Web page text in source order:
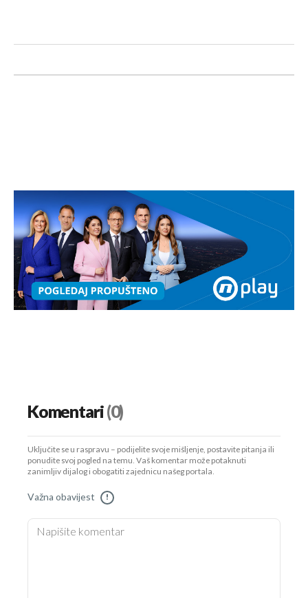
Komentari(0)
Uključite se u raspravu – podijelite svoje mišljenje, postavite pitanja ili
ponudite svoj pogled na temu. Vaš komentar može potaknuti
zanimljiv dijalog i obogatiti zajednicu našeg portala.
Važna obavijest !